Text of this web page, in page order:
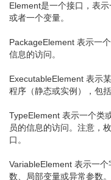
Element是一个接口，表
或者一个变量。
PackageElement 表示一
信息的访问。
ExecutableElement 表示
程序（静态或实例），包
TypeElement 表示一个类
员的信息的访问。注意，
口。
VariableElement 表示一
数、局部变量或异常参数。